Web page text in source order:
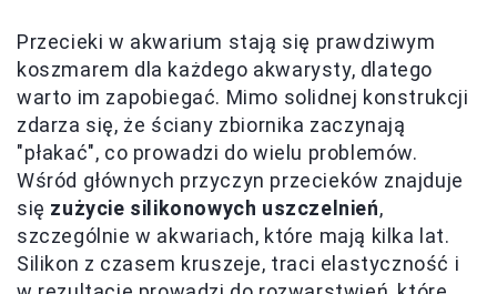
Przecieki w akwarium stają się prawdziwym
koszmarem dla każdego akwarysty, dlatego
warto im zapobiegać. Mimo solidnej konstrukcji
zdarza się, że ściany zbiornika zaczynają
"płakać", co prowadzi do wielu problemów.
Wśród głównych przyczyn przecieków znajduje
się zużycie silikonowych uszczelnień,
szczególnie w akwariach, które mają kilka lat.
Silikon z czasem kruszeje, traci elastyczność i